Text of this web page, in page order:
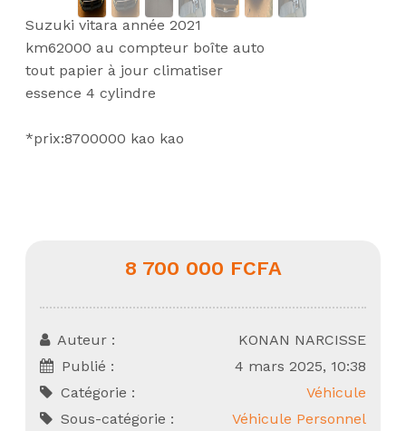
Suzuki vitara année 2021
km62000 au compteur boîte auto
tout papier à jour climatiser
essence 4 cylindre
*prix:8700000 kao kao
8 700 000 FCFA
Auteur :
KONAN NARCISSE
Publié :
4 mars 2025, 10:38
Catégorie :
Véhicule
Sous-catégorie :
Véhicule Personnel